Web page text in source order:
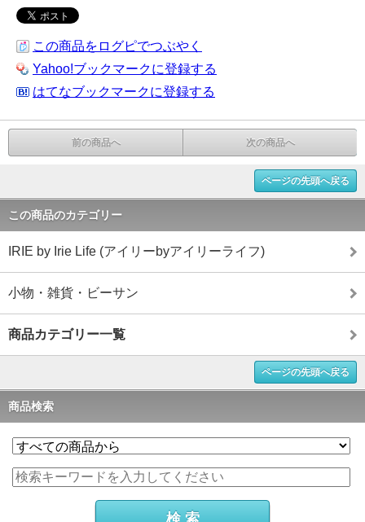
この商品をログピでつぶやく
Yahoo!ブックマークに登録する
はてなブックマークに登録する
前の商品へ 次の商品へ
ページの先頭へ戻る
この商品のカテゴリー
IRIE by Irie Life (アイリーbyアイリーライフ)
小物・雑貨・ビーサン
商品カテゴリー一覧
ページの先頭へ戻る
商品検索